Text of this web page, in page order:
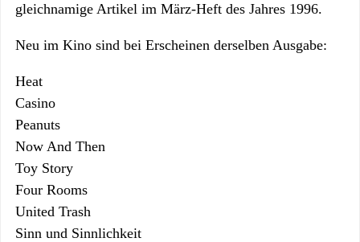
gleichnamige Artikel im März-Heft des Jahres 1996.
Neu im Kino sind bei Erscheinen derselben Ausgabe:
Heat
Casino
Peanuts
Now And Then
Toy Story
Four Rooms
United Trash
Sinn und Sinnlichkeit